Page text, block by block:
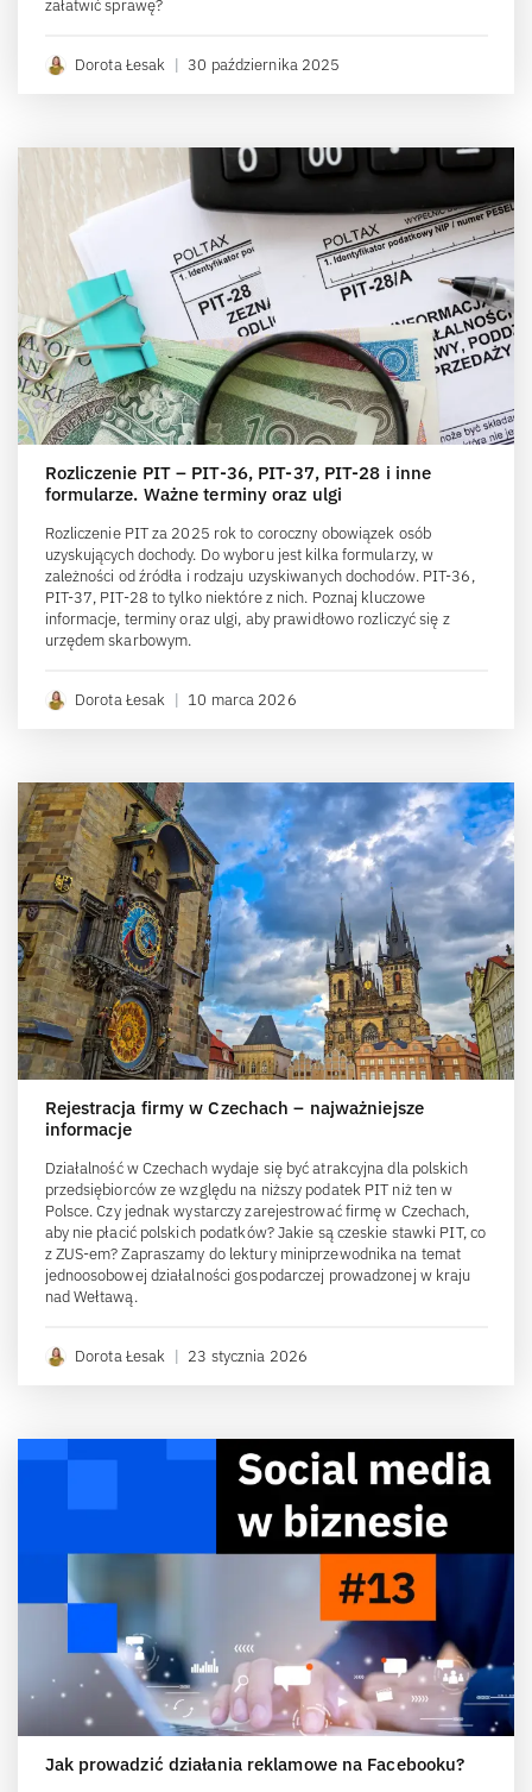
załatwić sprawę?
Dorota Łesak | 30 października 2025
Rozliczenie PIT – PIT-36, PIT-37, PIT-28 i inne
formularze. Ważne terminy oraz ulgi
Rozliczenie PIT za 2025 rok to coroczny obowiązek osób
uzyskujących dochody. Do wyboru jest kilka formularzy, w
zależności od źródła i rodzaju uzyskiwanych dochodów. PIT-36,
PIT-37, PIT-28 to tylko niektóre z nich. Poznaj kluczowe
informacje, terminy oraz ulgi, aby prawidłowo rozliczyć się z
urzędem skarbowym.
Dorota Łesak | 10 marca 2026
Rejestracja firmy w Czechach – najważniejsze
informacje
Działalność w Czechach wydaje się być atrakcyjna dla polskich
przedsiębiorców ze względu na niższy podatek PIT niż ten w
Polsce. Czy jednak wystarczy zarejestrować firmę w Czechach,
aby nie płacić polskich podatków? Jakie są czeskie stawki PIT, co
z ZUS-em? Zapraszamy do lektury miniprzewodnika na temat
jednoosobowej działalności gospodarczej prowadzonej w kraju
nad Wełtawą.
Dorota Łesak | 23 stycznia 2026
Jak prowadzić działania reklamowe na Facebooku?